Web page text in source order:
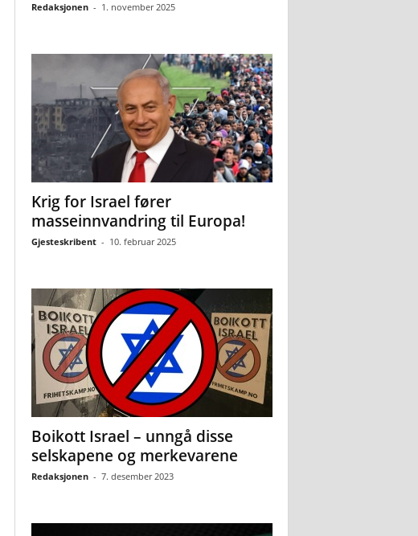
Redaksjonen - 1. november 2025
Krig for Israel fører
masseinnvandring til Europa!
Gjesteskribent - 10. februar 2025
Boikott Israel – unngå disse
selskapene og merkevarene
Redaksjonen - 7. desember 2023